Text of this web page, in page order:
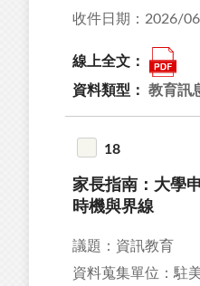
收件日期：2026/06
線上全文：
資料類型： 教育訊
18
家長指南：大學
時機與界線
議題：資訊教育
資料蒐集單位：駐